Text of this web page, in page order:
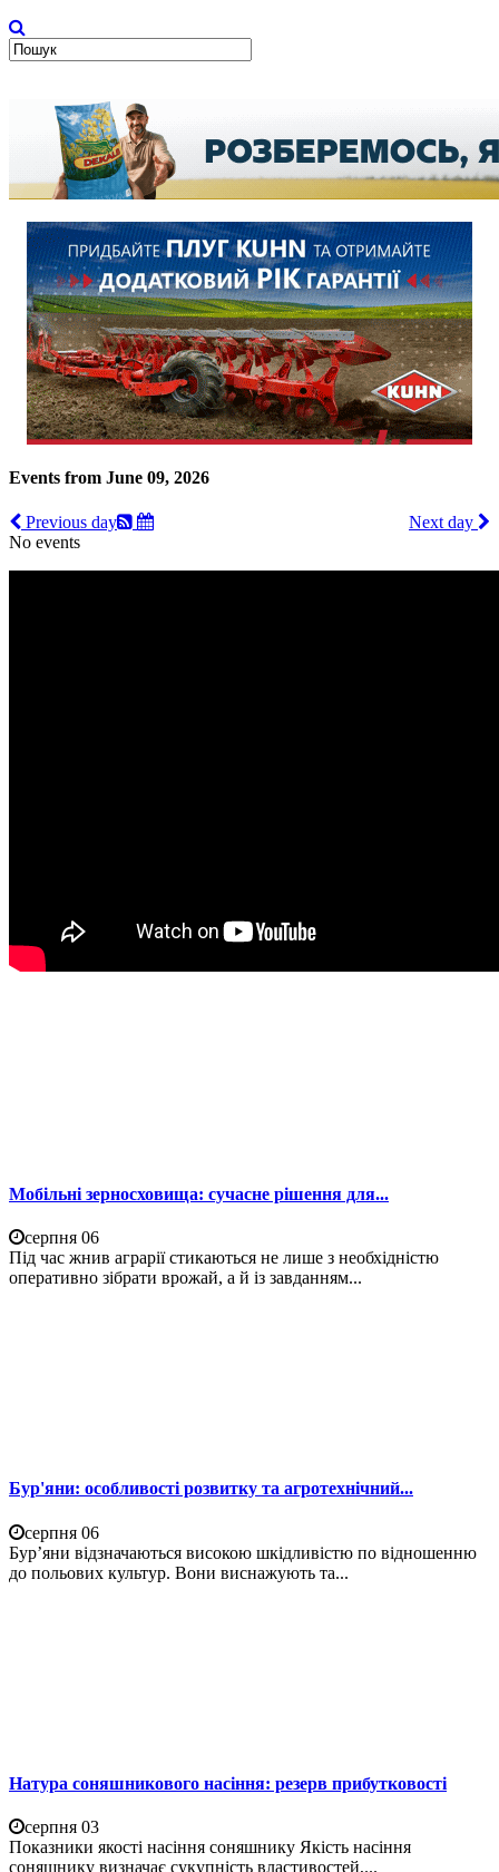
Events from June 09, 2026
Previous day
Next day
No events
Мобільні зерносховища: сучасне рішення для...
серпня 06
Під час жнив аграрії стикаються не лише з необхідністю
оперативно зібрати врожай, а й із завданням...
Бур'яни: особливості розвитку та агротехнічний...
серпня 06
Бур’яни відзначаються високою шкідливістю по відношенню
до польових культур. Вони виснажують та...
Натура соняшникового насіння: резерв прибутковості
серпня 03
Показники якості насіння соняшнику Якість насіння
соняшнику визначає сукупність властивостей,...